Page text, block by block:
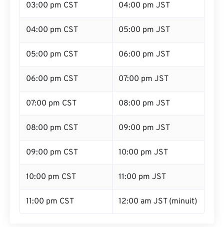
03:00 pm CST 04:00 pm JST
04:00 pm CST 05:00 pm JST
05:00 pm CST 06:00 pm JST
06:00 pm CST 07:00 pm JST
07:00 pm CST 08:00 pm JST
08:00 pm CST 09:00 pm JST
09:00 pm CST 10:00 pm JST
10:00 pm CST 11:00 pm JST
11:00 pm CST 12:00 am JST (minuit)